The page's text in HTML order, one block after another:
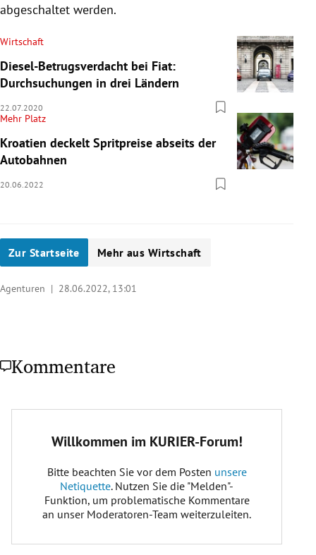
abgeschaltet werden.
Wirtschaft
Diesel-Betrugsverdacht bei Fiat:
Durchsuchungen in drei Ländern
22.07.2020
Mehr Platz
Kroatien deckelt Spritpreise abseits der
Autobahnen
20.06.2022
Zur Startseite Mehr aus Wirtschaft
Agenturen | 28.06.2022, 13:01
Kommentare